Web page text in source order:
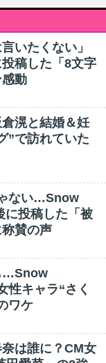
いたくない」
稿した「8文字
動
滉と結婚＆妊
”で訪れていた
ない…Snow
に投稿した「被
賛の声
…Snow
性キャラ“さく
ワケ
は誰に？CM女